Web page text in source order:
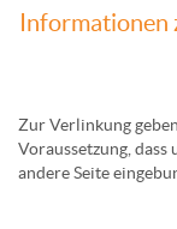
Informationen
Zur Verlinkung
Voraussetzung,
andere Seite